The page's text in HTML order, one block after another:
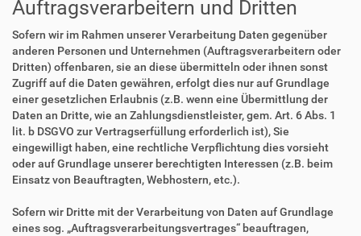
Auftragsverarbeitern und Dritten
Sofern wir im Rahmen unserer Verarbeitung Daten gegenüber
anderen Personen und Unternehmen (Auftragsverarbeitern oder
Dritten) offenbaren, sie an diese übermitteln oder ihnen sonst
Zugriff auf die Daten gewähren, erfolgt dies nur auf Grundlage
einer gesetzlichen Erlaubnis (z.B. wenn eine Übermittlung der
Daten an Dritte, wie an Zahlungsdienstleister, gem. Art. 6 Abs. 1
lit. b DSGVO zur Vertragserfüllung erforderlich ist), Sie
eingewilligt haben, eine rechtliche Verpflichtung dies vorsieht
oder auf Grundlage unserer berechtigten Interessen (z.B. beim
Einsatz von Beauftragten, Webhostern, etc.).
Sofern wir Dritte mit der Verarbeitung von Daten auf Grundlage
eines sog. „Auftragsverarbeitungsvertrages“ beauftragen,